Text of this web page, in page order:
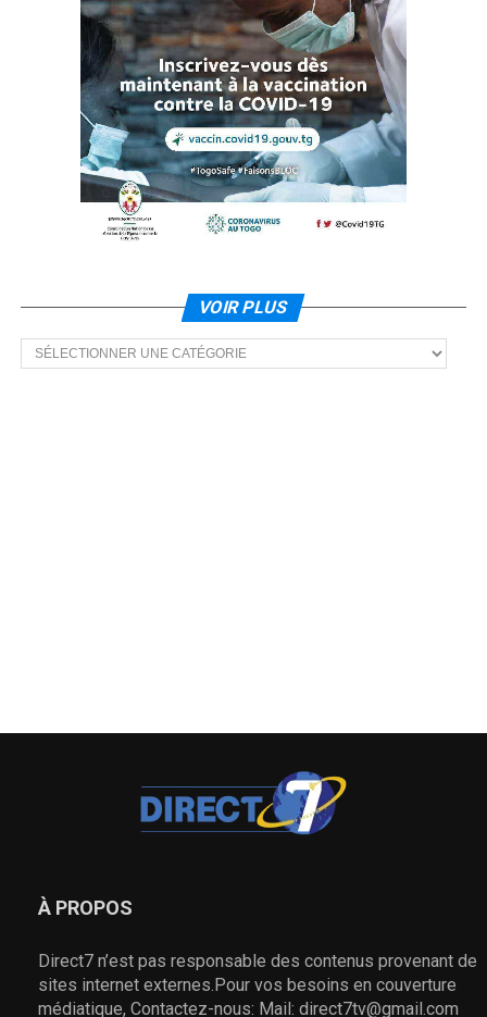
VOIR PLUS
Voir
plus
À PROPOS
Direct7 n’est pas responsable des contenus provenant de
sites internet externes.Pour vos besoins en couverture
médiatique, Contactez-nous: Mail: direct7tv@gmail.com